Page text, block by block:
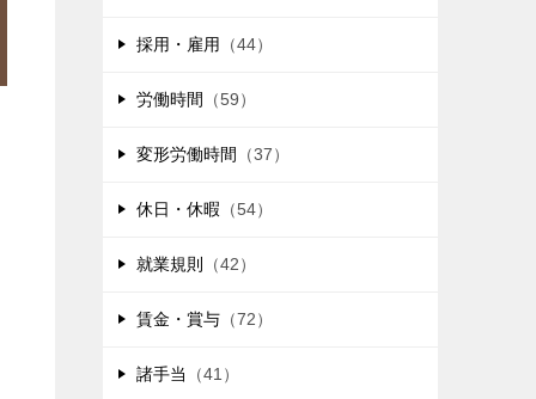
採用・雇用 （44）
労働時間 （59）
変形労働時間 （37）
休日・休暇 （54）
就業規則 （42）
賃金・賞与 （72）
諸手当 （41）